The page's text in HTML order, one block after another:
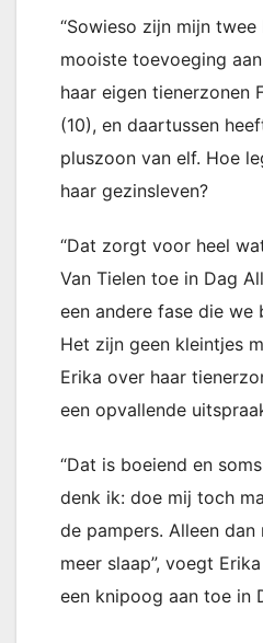
“Sowieso zijn mijn
mooiste toevoeging
haar eigen tienerzonen
(10), en daartussen
pluszoon van elf. Hoe
haar gezinsleven?
“Dat zorgt voor heel
Van Tielen toe in Dag
een andere fase die we
Het zijn geen kleintjes
Erika over haar
een opvallende
“Dat is boeiend en
denk ik: doe mij toch
de pampers. Alleen
meer slaap”, voegt
een knipoog aan toe in